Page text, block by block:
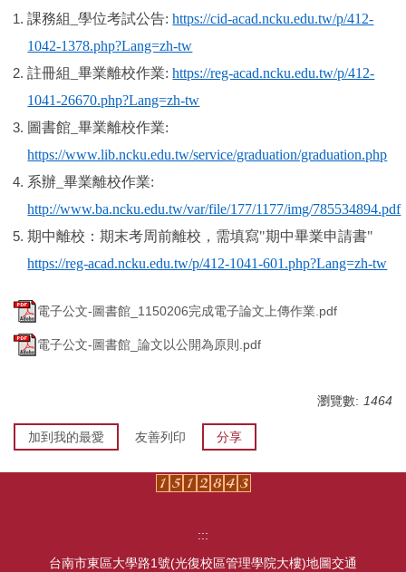
課務組 _學位考試公告:https://cid-acad.ncku.edu.tw/p/412-
1042-1378.php?Lang=zh-tw
註冊組
_畢業離校作業:https://reg-acad.ncku.edu.tw/p/412-
1041-26670.php?Lang=zh-tw
圖書館 _畢業離校作業:
https://www.lib.ncku.edu.tw/service/graduation/graduation.php
系辦 _畢業離校作業:
http://www.ba.ncku.edu.tw/var/file/177/1177/img/785534894.pdf
期中離校：期末考周前離校，需填寫"期中畢業申請書"
https://reg-acad.ncku.edu.tw/p/412-1041-601.php?Lang=zh-tw
電子公文-圖書館_1150206完成電子論文上傳作業.pdf
電子公文-圖書館_論文以公開為原則.pdf
瀏覽數: 1464
加到我的最愛 友善列印 分享
:::
台南市東區大學路1號(光復校區管理學院大樓)地圖交通